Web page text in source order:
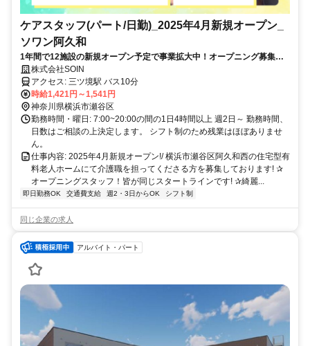
ケアスタッフ(パート/日勤)_2025年4月新規オープン_
ソワン阿久和
1年間で12施設の新規オープン予定で事業拡大中！オープニング募集で
す！株式会社SOIN
アクセス: 三ツ境駅 バス10分
時給1,421円～1,541円
神奈川県横浜市瀬谷区
勤務時間・曜日: 7:00~20:00の間の1日4時間以上 週2日～ 勤務時間、
日数はご相談の上決定します。 シフト制のため残業はほぼありませ
ん。
仕事内容: 2025年4月新規オープン!/ 横浜市瀬谷区阿久和西の住宅型有
料老人ホームにて介護職を担ってくださる方を募集しております! ✰
オープニングスタッフ！皆が同じスタートラインです! ✰綺麗...
即日勤務OK 交通費支給 週2・3日からOK シフト制
同じ企業の求人
アルバイト・パート